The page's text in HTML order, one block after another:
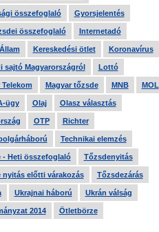
összefoglaló Gyorsjelentés
összefoglaló Internetadó
Kereskedési ötlet Koronavírus
sajtó Magyarországról Lottó
Telekom Magyar tőzsde MNB MOL
ügy Olaj Olasz választás
OTP Richter
Technikai elemzés
- Heti összefoglaló Tőzsdenyitás
nyitás előtti várakozás Tőzsdezárás
Ukrajnai háború Ukrán válság
2014 Ötletbörze